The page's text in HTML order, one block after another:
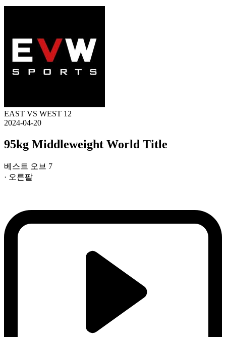
EAST VS WEST 12
2024-04-20
95kg Middleweight World Title
베스트 오브 7
· 오른팔